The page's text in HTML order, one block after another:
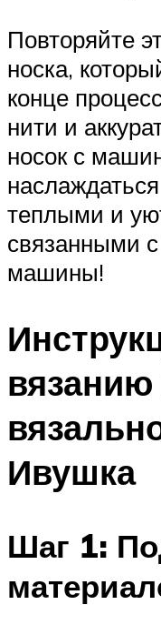
Повторяйте
носка,
конце
нити и
носок с
теплыми и
связанными
машины!
вязанию
Ивушка
Шаг 1: